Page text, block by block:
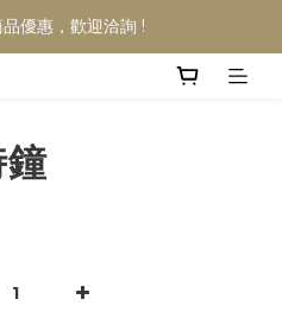
優惠，歡迎洽詢 !